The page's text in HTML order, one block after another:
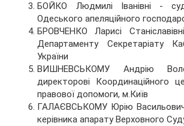
БОЙКО Людмилі Іванівні -
Одеського апеляційного
БРОВЧЕНКО Ларисі
Департаменту Секретаріату
України
ВИШНЕВСЬКОМУ Андрію
директорові Координаційного
правової допомоги, м.Київ
ГАЛАЄВСЬКОМУ Юрію
керівника апарату Верховного